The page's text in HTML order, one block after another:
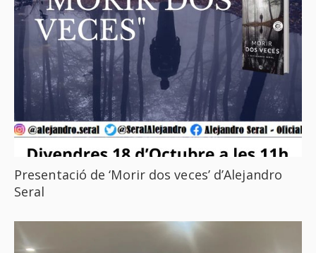
Presentació de ‘Morir dos veces’ d’Alejandro
Seral